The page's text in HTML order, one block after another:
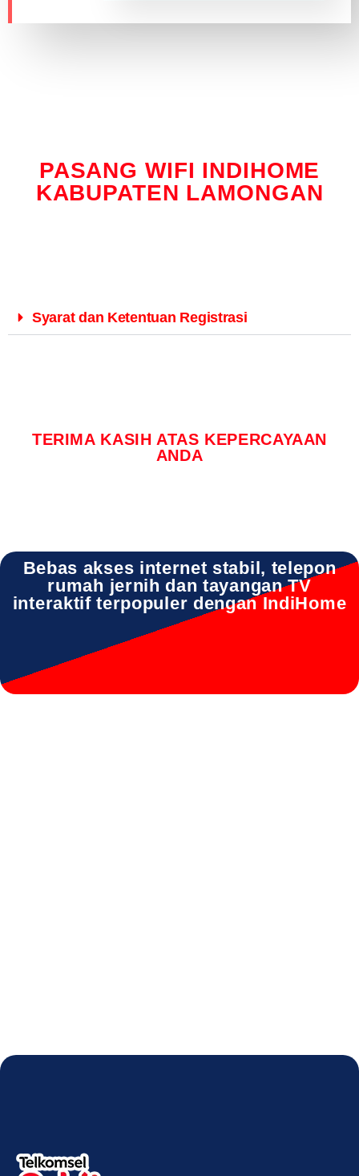
PASANG WIFI INDIHOME
KABUPATEN LAMONGAN
Syarat dan Ketentuan Registrasi
TERIMA KASIH ATAS KEPERCAYAAN
ANDA
Bebas akses internet stabil, telepon
rumah jernih dan tayangan TV
interaktif terpopuler dengan IndiHome